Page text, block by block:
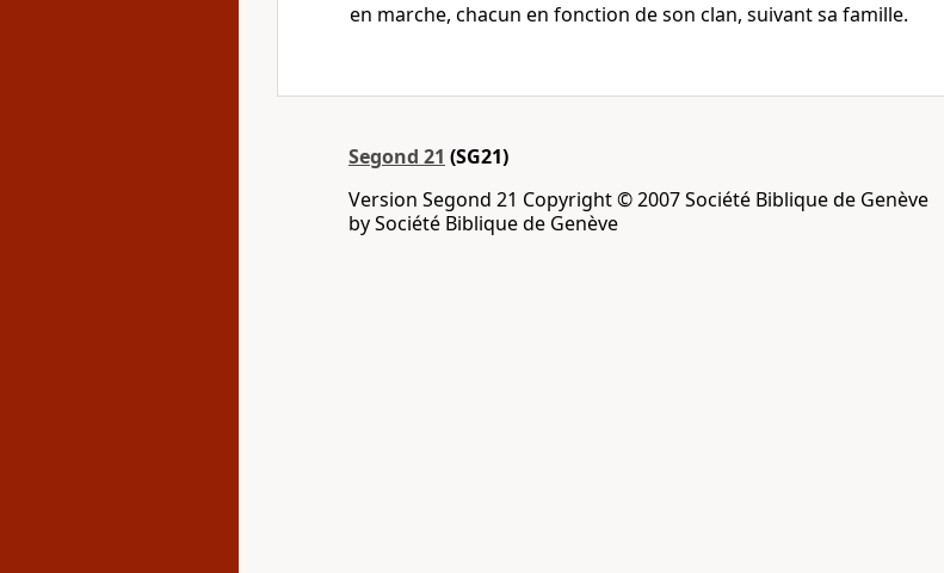
en marche, chacun en fonction de son clan, suivant sa famille.
Segond 21 (SG21)
Version Segond 21 Copyright © 2007 Société Biblique de Genève
by Société Biblique de Genève